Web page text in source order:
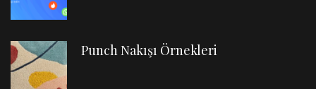
Punch Nakışı Örnekleri